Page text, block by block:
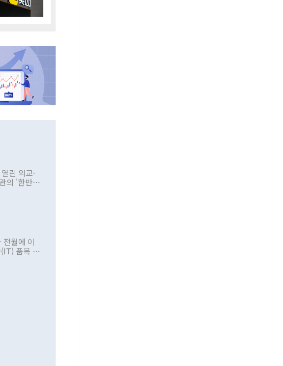
린 외교·
의 '한반도
겠다고 공
안 정 장
령과 유
다. 정 장
지고 있
는 것은
했다. 하
월에 이
품목 수
억8000만
품목
품